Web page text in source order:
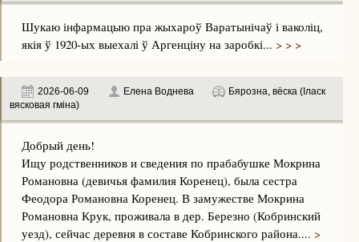
Шукаю інфармацыю пра жыхароў Варатынічаў і ваколіц,
якія ў 1920-ых выехалі ў Аргенціну на заробкі... > > >
2026-06-09 Елена Воднева
Бярозна, вёска (Іласк
вясковая гміна)
Добрый день!
Ищу родственников и сведения по прабабушке Мокрина
Романовна (девичья фамилия Коренец), была сестра
Феодора Романовна Коренец. В замужестве Мокрина
Романовна Крук, проживала в дер. Березно (Кобринский
уезд), сейчас деревня в составе Кобринского района.... >